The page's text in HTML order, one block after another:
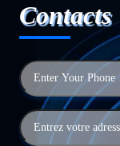
Contacts